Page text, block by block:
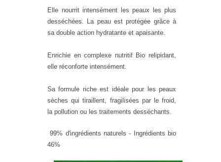
Elle nourrit intensément les peaux les plus
desséchées. La peau est protégée grâce à
sa double action hydratante et apaisante.
Enrichie en complexe nutritif Bio relipidant,
elle réconforte intensément.
Sa formule riche est idéale pour les peaux
sèches qui tiraillent, fragilisées par le froid,
la pollution ou les traitements desséchants.
99% d'ingrédients naturels - Ingrédients bio
46%